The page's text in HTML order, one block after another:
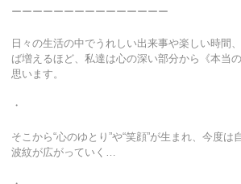
ーーーーーーーーーーーーーーー
日々の生活の中でうれしい出来事や楽しい時間
ば増えるほど、私達は心の深い部分から《本当
思います。
・
そこから“心のゆとり”や“笑顔”が生まれ、今度
波紋が広がっていく…